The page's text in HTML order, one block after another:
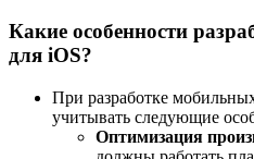
Какие особенности
для iOS?
При разработке
учитывать следующие
Оптимизация